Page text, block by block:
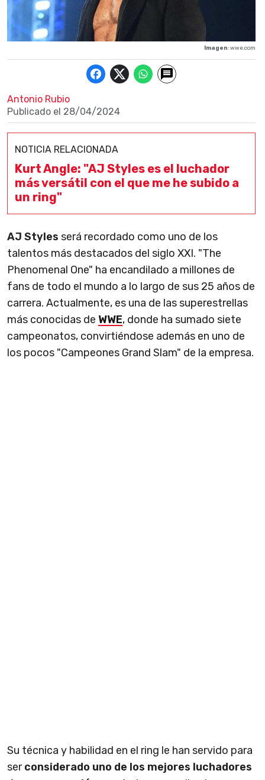
Imagen: wwe.com
Antonio Rubio
Publicado el 28/04/2024
NOTICIA RELACIONADA
Kurt Angle: "AJ Styles es el luchador
más versátil con el que me he subido a
un ring"
AJ Styles será recordado como uno de los
talentos más destacados del siglo XXI. "The
Phenomenal One" ha encandilado a millones de
fans de todo el mundo a lo largo de sus 25 años de
carrera. Actualmente, es una de las superestrellas
más conocidas de WWE, donde ha sumado siete
campeonatos, convirtiéndose además en uno de
los pocos "Campeones Grand Slam" de la empresa.
Su técnica y habilidad en el ring le han servido para
serconsiderado uno de los mejores luchadores